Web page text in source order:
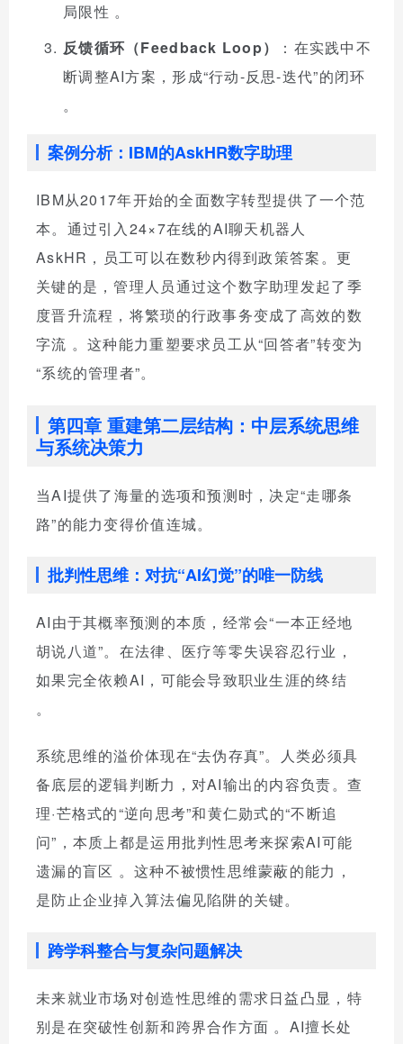
局限性 。
反馈循环（Feedback Loop）
：在实践中不
断调整AI方案，形成“行动-反思-迭代”的闭环
。
案例分析：IBM的AskHR数字助理
IBM从2017年开始的全面数字转型提供了一个范
本。通过引入24×7在线的AI聊天机器人
AskHR，员工可以在数秒内得到政策答案。更
关键的是，管理人员通过这个数字助理发起了季
度晋升流程，将繁琐的行政事务变成了高效的数
字流 。这种能力重塑要求员工从“回答者”转变为
“系统的管理者”。
第四章 重建第二层结构：中层系统思维
与系统决策力
当AI提供了海量的选项和预测时，决定“走哪条
路”的能力变得价值连城。
批判性思维：对抗“AI幻觉”的唯一防线
AI由于其概率预测的本质，经常会“一本正经地
胡说八道”。在法律、医疗等零失误容忍行业，
如果完全依赖AI，可能会导致职业生涯的终结
。
系统思维的溢价体现在“去伪存真”。人类必须具
备底层的逻辑判断力，对AI输出的内容负责。查
理·芒格式的“逆向思考”和黄仁勋式的“不断追
问”，本质上都是运用批判性思考来探索AI可能
遗漏的盲区 。这种不被惯性思维蒙蔽的能力，
是防止企业掉入算法偏见陷阱的关键。
跨学科整合与复杂问题解决
未来就业市场对创造性思维的需求日益凸显，特
别是在突破性创新和跨界合作方面 。AI擅长处